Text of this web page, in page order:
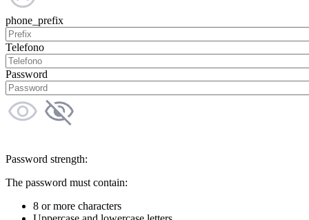
phone_prefix
Telefono
Password
Password strength:
The password must contain:
8 or more characters